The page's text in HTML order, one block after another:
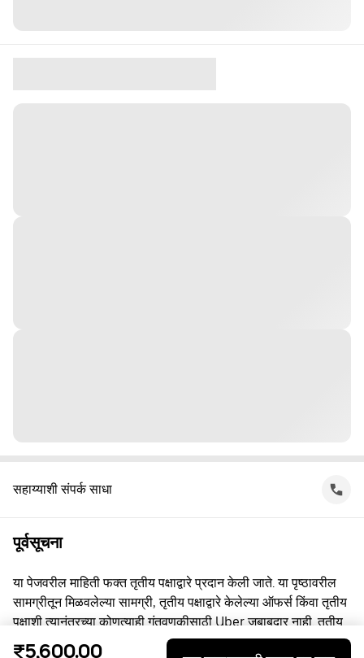
सहाय्याशी संपर्क साधा
पूर्वसूचना
या पेजवरील माहिती फक्त तृतीय पक्षाद्वारे प्रदान केली जाते. या पृष्ठावरील
सामग्रीतून मिळवलेल्या सामग्री, तृतीय पक्षाद्वारे केलेल्या ऑफर्स किंवा तृतीय
पक्षाशी त्यानंतरच्या कोणत्याही गुंतवणूकीसाठी Uber जबाबदार नाही. तृतीय
पक्षाशी व्यस्त असताना, तुम्ही त्यांच्याशी थेट करार करता, ज्यासाठी Uber हा
₹5,600.00